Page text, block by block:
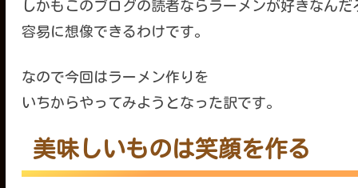
しかもこのブログの読者ならラーメンが好きなんだ
容易に想像できるわけです。
なので今回はラーメン作りを
いちからやってみようとなった訳です。
美味しいものは笑顔を作る